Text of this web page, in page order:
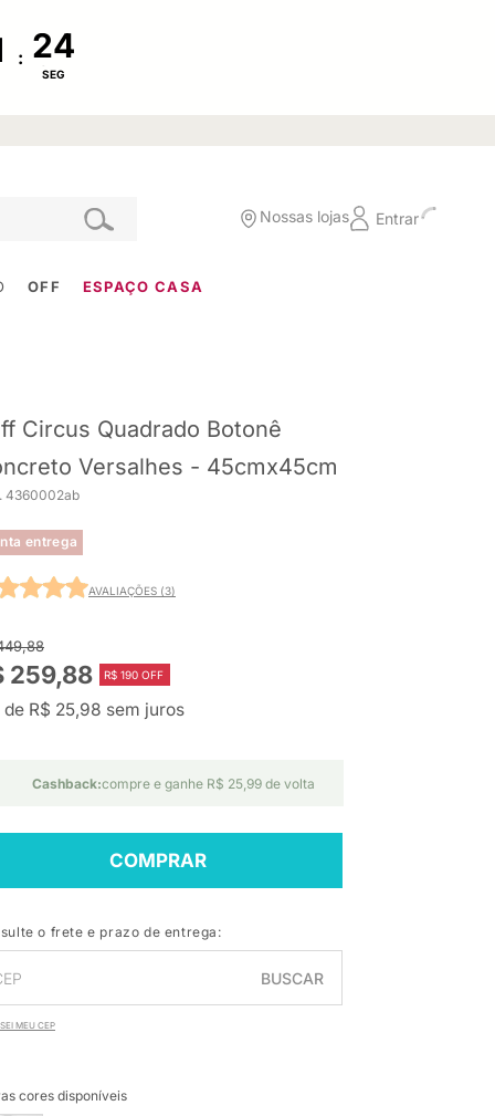
:
SEG
Nossas lojas Entrar
OFF ESPAÇO CASA
Circus Quadrado Botonê
Versalhes - 45cmx45cm
4360002ab
entrega
AVALIAÇÕES (3)
259,88 R$ 190 OFF
de R$ 25,98 sem juros
Cashback:compre e ganhe R$ 25,99 de volta
COMPRAR
o frete e prazo de entrega:
BUSCAR
MEU CEP
cores disponíveis